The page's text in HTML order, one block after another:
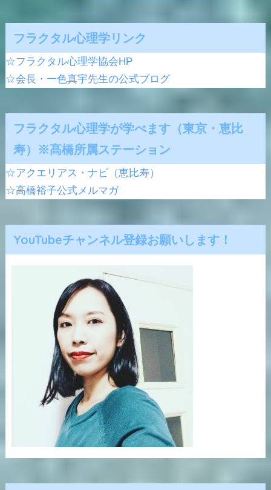
フラクタル心理学リンク
☆フラクタル心理学協会HP
☆会長・一色真宇先生の公式ブログ
フラクタル心理学が学べます（東京・恵比
寿）※髙橋所属ステーション
☆アクエリアス・ナビ（恵比寿）
☆高橋裕子公式メルマガ
YouTubeチャンネル登録お願いします！